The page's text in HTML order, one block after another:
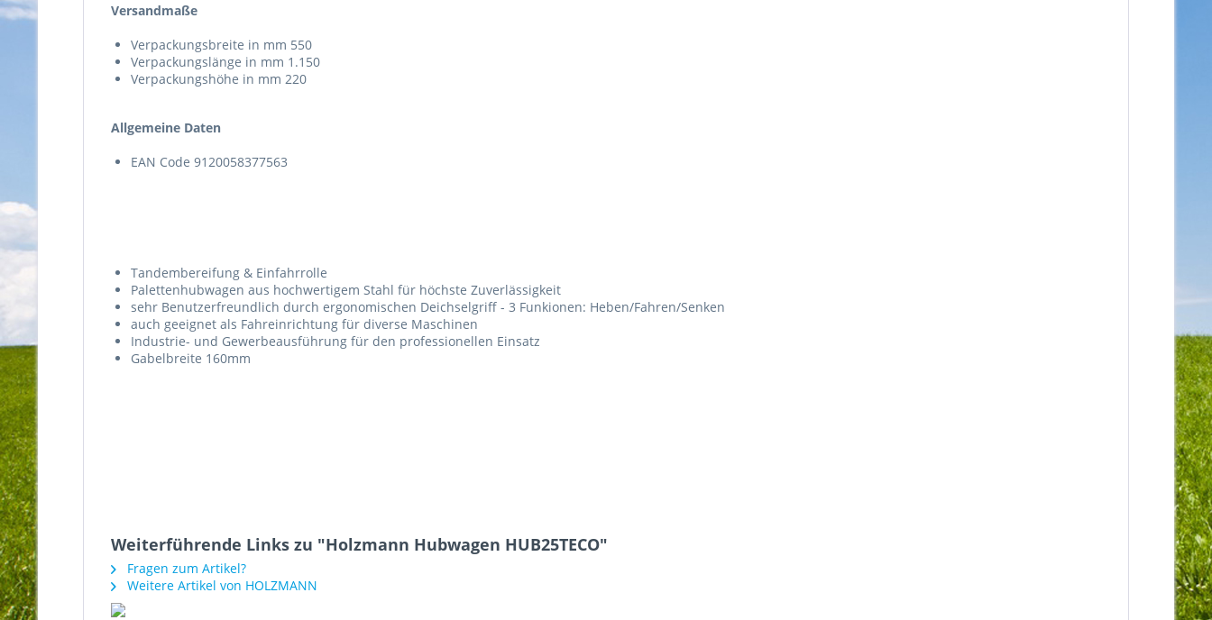
Versandmaße
Verpackungsbreite in mm 550
Verpackungslänge in mm 1.150
Verpackungshöhe in mm 220
Allgemeine Daten
EAN Code 9120058377563
Tandembereifung & Einfahrrolle
Palettenhubwagen aus hochwertigem Stahl für höchste Zuverlässigkeit
sehr Benutzerfreundlich durch ergonomischen Deichselgriff - 3 Funkionen: Heben/Fahren/Senken
auch geeignet als Fahreinrichtung für diverse Maschinen
Industrie- und Gewerbeausführung für den professionellen Einsatz
Gabelbreite 160mm
Weiterführende Links zu "Holzmann Hubwagen HUB25TECO"
Fragen zum Artikel?
Weitere Artikel von HOLZMANN